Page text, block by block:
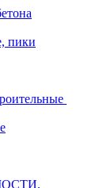
пики